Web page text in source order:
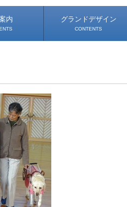
内 グランドデザイン
CONTENTS